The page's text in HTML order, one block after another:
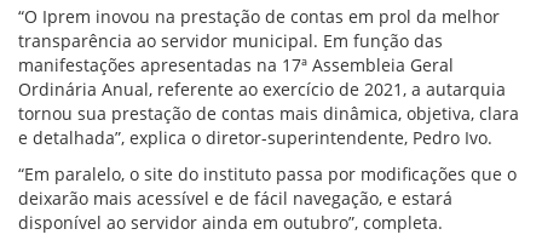
“O Iprem inovou na prestação de contas em prol da melhor
transparência ao servidor municipal. Em função das
manifestações apresentadas na 17ª Assembleia Geral
Ordinária Anual, referente ao exercício de 2021, a autarquia
tornou sua prestação de contas mais dinâmica, objetiva, clara
e detalhada”, explica o diretor-superintendente, Pedro Ivo.
“Em paralelo, o site do instituto passa por modificações que o
deixarão mais acessível e de fácil navegação, e estará
disponível ao servidor ainda em outubro”, completa.